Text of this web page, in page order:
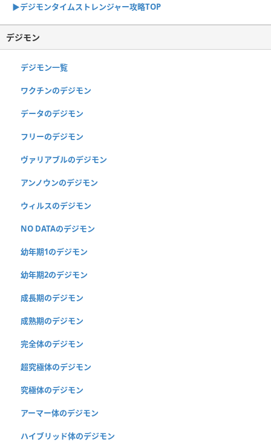
▶︎デジモンタイムストレンジャー攻略TOP
デジモン
デジモン一覧
ワクチンのデジモン
データのデジモン
フリーのデジモン
ヴァリアブルのデジモン
アンノウンのデジモン
ウィルスのデジモン
NO DATAのデジモン
幼年期1のデジモン
幼年期2のデジモン
成長期のデジモン
成熟期のデジモン
完全体のデジモン
超究極体のデジモン
究極体のデジモン
アーマー体のデジモン
ハイブリッド体のデジモン